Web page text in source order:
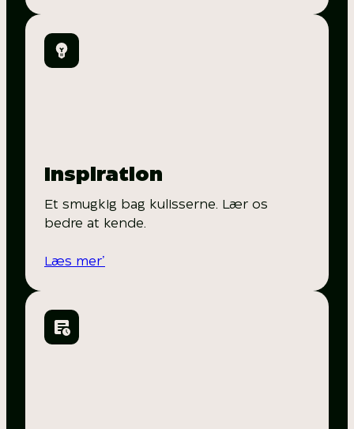
Inspiration
Et smugkig bag kulisserne. Lær os
bedre at kende.
Læs mer’